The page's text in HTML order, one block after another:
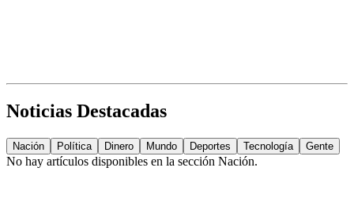
Noticias Destacadas
Nación Política Dinero Mundo Deportes Tecnología Gente
No hay artículos disponibles en la sección Nación.